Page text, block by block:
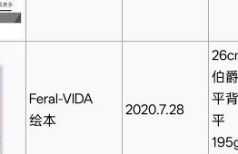
Feral-VIDA
绘本
2020.7.28
伯
平
平